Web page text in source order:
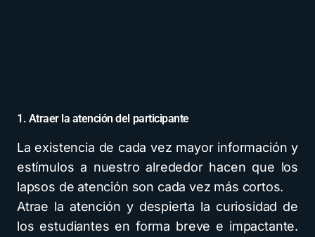
1. Atraer la atención del participante
La existencia de cada vez mayor información y
estímulos a nuestro alrededor hacen que los
lapsos de atención son cada vez más cortos.
Atrae la atención y despierta la curiosidad de
los estudiantes en forma breve e impactante.